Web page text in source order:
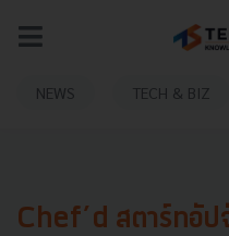
NEWS TECH & BIZ
Chef’d สตาร์ทอัป